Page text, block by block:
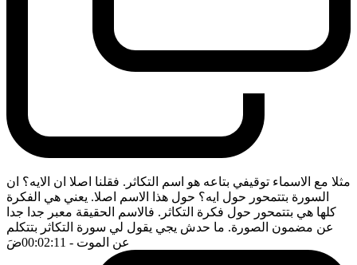
مثلا مع الاسماء توقيفي بتاعه هو اسم التكاثر. فقلنا اصلا ان الايه؟ ان
السورة بتتمحور حول ايه؟ حول هذا الاسم اصلا. يعني هي الفكرة
كلها هي بتتمحور حول فكرة التكاثر. فالاسم الحقيقة معبر جدا جدا
عن مضمون الصورة. ما حدش يجي يقول لي سورة التكاثر بتتكلم
عن الموت - 00:02:11 ضَ